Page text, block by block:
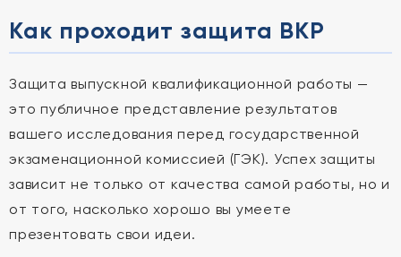
Как проходит защита ВКР
Защита выпускной квалификационной работы —
это публичное представление результатов
вашего исследования перед государственной
экзаменационной комиссией (ГЭК). Успех защиты
зависит не только от качества самой работы, но и
от того, насколько хорошо вы умеете
презентовать свои идеи.